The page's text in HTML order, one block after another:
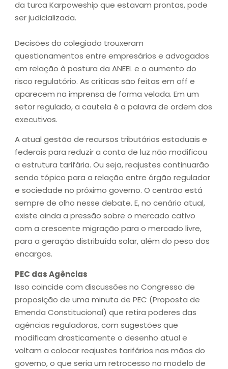
da turca Karpoweship que estavam prontas, pode
ser judicializada.
Decisões do colegiado trouxeram
questionamentos entre empresários e advogados
em relação à postura da ANEEL e o aumento do
risco regulatório. As críticas são feitas em off e
aparecem na imprensa de forma velada. Em um
setor regulado, a cautela é a palavra de ordem dos
executivos.
A atual gestão de recursos tributários estaduais e
federais para reduzir a conta de luz não modificou
a estrutura tarifária. Ou seja, reajustes continuarão
sendo tópico para a relação entre órgão regulador
e sociedade no próximo governo. O centrão está
sempre de olho nesse debate. E, no cenário atual,
existe ainda a pressão sobre o mercado cativo
com a crescente migração para o mercado livre,
para a geração distribuída solar, além do peso dos
encargos.
PEC das Agências
Isso coincide com discussões no Congresso de
proposição de uma minuta de PEC (Proposta de
Emenda Constitucional) que retira poderes das
agências reguladoras, com sugestões que
modificam drasticamente o desenho atual e
voltam a colocar reajustes tarifários nas mãos do
governo, o que seria um retrocesso no modelo de